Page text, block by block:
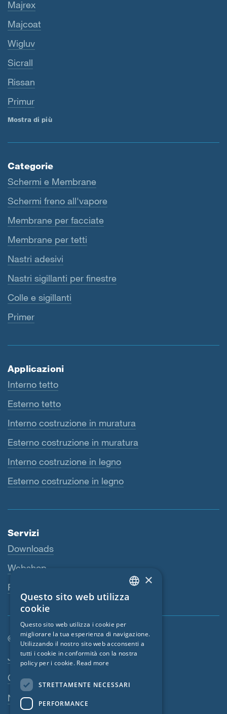
Majrex
Majcoat
Wigluv
Sicrall
Rissan
Primur
Mostra di più
Categorie
Schermi e Membrane
Schermi freno all'vapore
Membrane per facciate
Membrane per tetti
Nastri adesivi
Nastri sigillanti per finestre
Colle e sigillanti
Primer
Applicazioni
Interno tetto
Esterno tetto
Interno costruzione in muratura
Esterno costruzione in muratura
Interno costruzione in legno
Esterno costruzione in legno
Servizi
Downloads
Webshop
Persona di riferimento
© SIGA 2026
Area di navigazione footer
Jobs
Contatto
Norme sulla privacy
ENGLISH
FRENCH
CZECH
LATVIAN
×
Questo sito web utilizza
cookie
Questo sito web utilizza i cookie per
migliorare la tua esperienza di navigazione.
Utilizzando il nostro sito web acconsenti a
tutti i cookie in conformità con la nostra
policy per i cookie. Read more
STRETTAMENTE NECESSARI
PERFORMANCE